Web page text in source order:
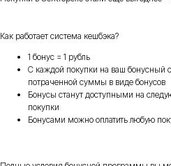
Как работает система кешбэка?
1 бонус = 1 рубль
С каждой покупки на ваш бонусный
потраченной суммы в виде бонусов
Бонусы станут доступными на
покупки
Бонусами можно оплатить любую